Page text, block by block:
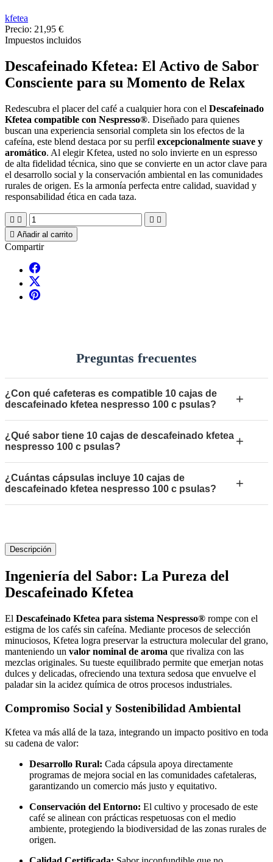
kfetea
Precio: 21,95 €
Impuestos incluidos
Descafeinado Kfetea: El Activo de Sabor
Consciente para su Momento de Relax
Redescubra el placer del café a cualquier hora con el Descafeinado
Kfetea compatible con Nespresso®. Diseñado para quienes
buscan una experiencia sensorial completa sin los efectos de la
cafeína, este blend destaca por su perfil excepcionalmente suave y
aromático. Al elegir Kfetea, usted no solo invierte en un espresso
de alta fidelidad técnica, sino que se convierte en un actor clave para
el desarrollo social y la conservación ambiental en las comunidades
rurales de origen. Es la armonía perfecta entre calidad, suavidad y
responsabilidad ética en cada taza.
   
 Añadir al carrito
Compartir
Preguntas frecuentes
¿Con qué cafeteras es compatible 10 cajas de
descafeinado kfetea nespresso 100 c psulas?
+
¿Qué sabor tiene 10 cajas de descafeinado kfetea
nespresso 100 c psulas?
+
¿Cuántas cápsulas incluye 10 cajas de
descafeinado kfetea nespresso 100 c psulas?
+
Descripción
Ingeniería del Sabor: La Pureza del
Descafeinado Kfetea
El Descafeinado Kfetea para sistema Nespresso® rompe con el
estigma de los cafés sin cafeína. Mediante procesos de selección
minuciosos, Kfetea logra preservar la estructura molecular del grano,
manteniendo un valor nominal de aroma que rivaliza con las
mezclas originales. Su tueste equilibrado permite que emerjan notas
dulces y delicadas, ofreciendo una textura sedosa que envuelve el
paladar sin la acidez química de otros procesos industriales.
Compromiso Social y Sostenibilidad Ambiental
Kfetea va más allá de la taza, integrando un impacto positivo en toda
su cadena de valor:
Desarrollo Rural: Cada cápsula apoya directamente
programas de mejora social en las comunidades cafetaleras,
garantizando un comercio más justo y equitativo.
Conservación del Entorno: El cultivo y procesado de este
café se alinean con prácticas respetuosas con el medio
ambiente, protegiendo la biodiversidad de las zonas rurales de
origen.